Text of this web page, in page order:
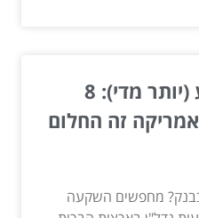
להתעשר בלי להזיע (יותר מדי): 8
זה החלום
בבנק? מחפשים השקעה